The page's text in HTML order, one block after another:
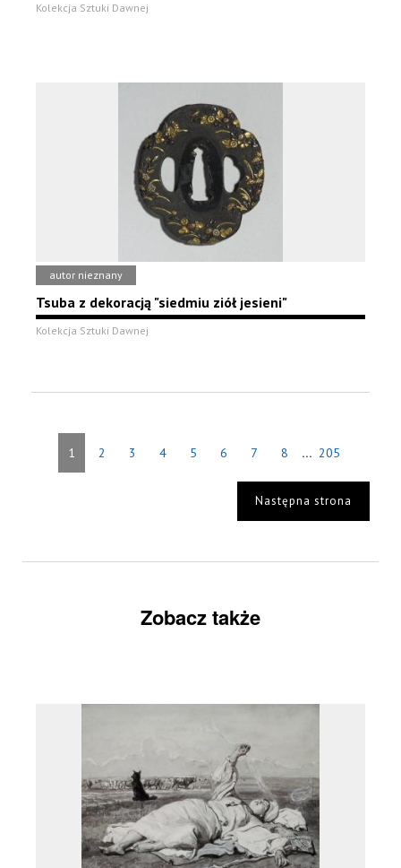
Kolekcja Sztuki Dawnej
autor nieznany
Tsuba z dekoracją "siedmiu ziół jesieni"
Kolekcja Sztuki Dawnej
1 2 3 4 5 6 7 8 ... 205
Następna strona
Zobacz także